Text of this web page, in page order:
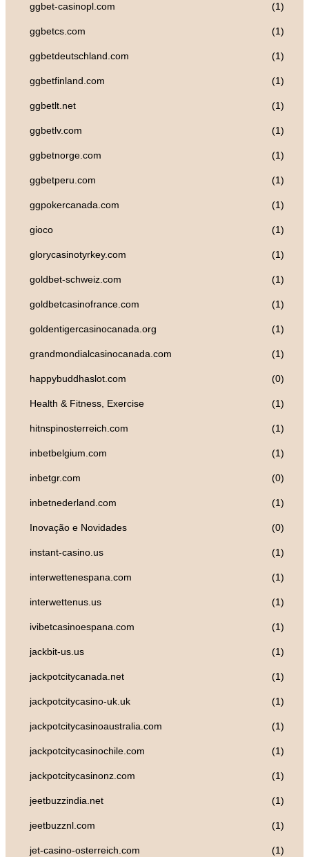
ggbet-casinopl.com (1)
ggbetcs.com (1)
ggbetdeutschland.com (1)
ggbetfinland.com (1)
ggbetlt.net (1)
ggbetlv.com (1)
ggbetnorge.com (1)
ggbetperu.com (1)
ggpokercanada.com (1)
gioco (1)
glorycasinotyrkey.com (1)
goldbet-schweiz.com (1)
goldbetcasinofrance.com (1)
goldentigercasinocanada.org (1)
grandmondialcasinocanada.com (1)
happybuddhaslot.com (0)
Health & Fitness, Exercise (1)
hitnspinosterreich.com (1)
inbetbelgium.com (1)
inbetgr.com (0)
inbetnederland.com (1)
Inovação e Novidades (0)
instant-casino.us (1)
interwettenespana.com (1)
interwettenus.us (1)
ivibetcasinoespana.com (1)
jackbit-us.us (1)
jackpotcitycanada.net (1)
jackpotcitycasino-uk.uk (1)
jackpotcitycasinoaustralia.com (1)
jackpotcitycasinochile.com (1)
jackpotcitycasinonz.com (1)
jeetbuzzindia.net (1)
jeetbuzznl.com (1)
jet-casino-osterreich.com (1)